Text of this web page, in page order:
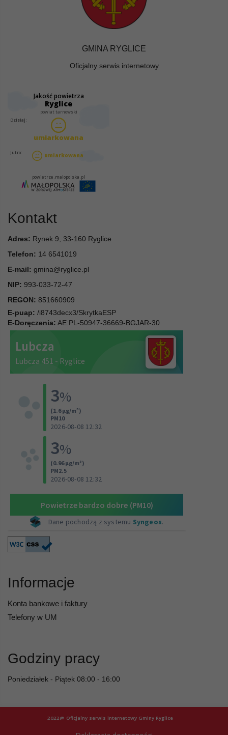
GMINA RYGLICE
Oficjalny serwis internetowy
Kontakt
Adres: Rynek 9, 33-160 Ryglice
Telefon: 14 6541019
E-mail: gmina@ryglice.pl
NIP: 993-033-72-47
REGON: 851660909
E-puap: /i8743decx3/SkrytkaESP
E-Doręczenia: AE:PL-50947-36669-BGJAR-30
Informacje
Konta bankowe i faktury
Telefony w UM
Godziny pracy
Poniedziałek - Piątek 08:00 - 16:00
2022@ Oficjalny serwis internetowy Gminy Ryglice